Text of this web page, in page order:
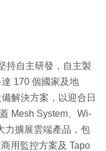
持自主研發，自主製
170 個國家及地
解決方案，以迎合日
Mesh System、Wi-
力擴展雲端產品，包
用監控方案及 Tapo